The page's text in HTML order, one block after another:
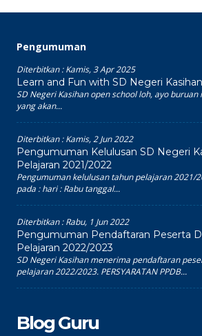
Pengumuman
Diterbitkan :Kamis, 3 Apr 2025
Learn and Fun with SD Negeri Kasihan
SD Negeri Kasihan open school loh, ayo
yang akan...
Diterbitkan :Kamis, 2 Jun 2022
Pengumuman Kelulusan SD Negeri
Pelajaran 2021/2022
Pengumuman kelulusan tahun pelajaran 2021/
pada : hari : Rabu tanggal...
Diterbitkan :Rabu, 1 Jun 2022
Pengumuman Pendaftaran Peserta
Pelajaran 2022/2023
SD Negeri Kasihan menerima pendaftaran
pelajaran 2022/2023. PERSYARATAN PPDB...
Blog Guru